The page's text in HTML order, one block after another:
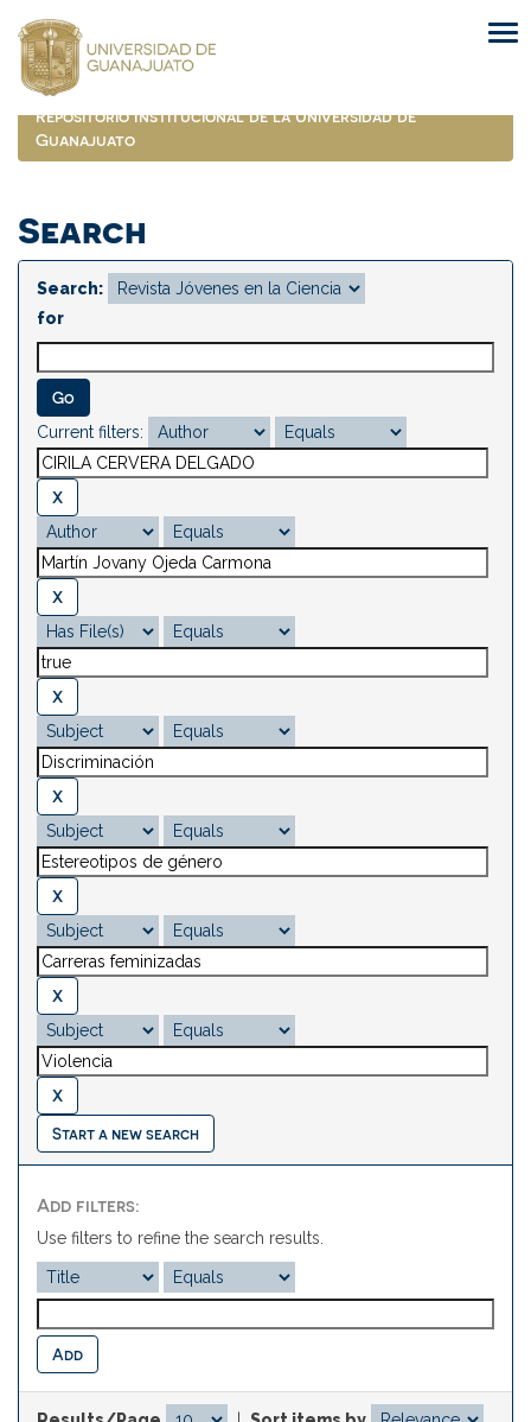
navigation
Repositorio Institucional de la Universidad de
Guanajuato
Search
Search:
for
Current filters:
Start a new search
Add filters:
Use filters to refine the search results.